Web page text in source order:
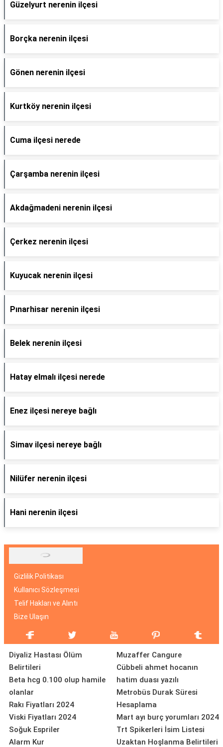
Güzelyurt nerenin ilçesi
Borçka nerenin ilçesi
Gönen nerenin ilçesi
Kurtköy nerenin ilçesi
Cuma ilçesi nerede
Çarşamba nerenin ilçesi
Akdağmadeni nerenin ilçesi
Çerkez nerenin ilçesi
Kuyucak nerenin ilçesi
Pınarhisar nerenin ilçesi
Belek nerenin ilçesi
Hatay elmalı ilçesi nerede
Enez ilçesi nereye bağlı
Simav ilçesi nereye bağlı
Nilüfer nerenin ilçesi
Hani nerenin ilçesi
Gizlilik Politikası
Kullanıcı Sözleşmesi
Telif Hakları ve Alıntı
Bize Ulaşın
Diyaliz Hastası Ölüm
Belirtileri
Beta hcg 0.100 olup hamile
olanlar
Rakı Fiyatları 2024
Viski Fiyatları 2024
Soğuk Espriler
Alarm Kur
Muzaffer Cangure
Cübbeli ahmet hocanın
hatim duası yazılı
Metrobüs Durak Süresi
Hesaplama
Mart ayı burç yorumları 2024
Trt Spikerleri İsim Listesi
Uzaktan Hoşlanma Belirtileri